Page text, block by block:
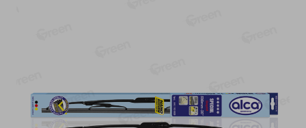
App
Store
Google
Play
AppGallery